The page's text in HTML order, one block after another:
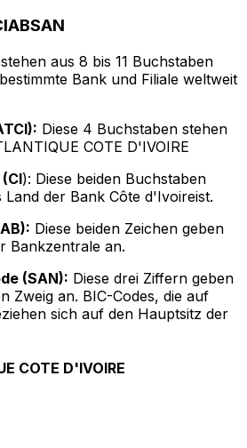
aus 8 bis 11 Buchstaben
Bank und Filiale weltweit
Diese 4 Buchstaben stehen
COTE D'IVOIRE
): Diese beiden Buchstaben
Land der Bank Côte d'Ivoireist.
Diese beiden Zeichen geben
Bankzentrale an.
(SAN): Diese drei Ziffern geben
Zweig an. BIC-Codes, die auf
sich auf den Hauptsitz der
COTE D'IVOIRE